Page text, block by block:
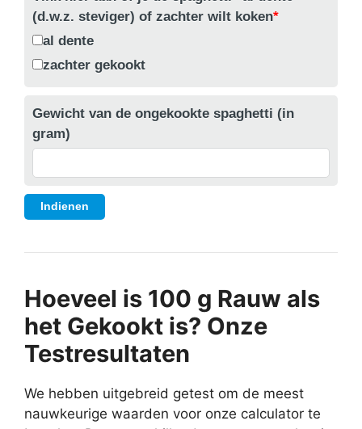
(d.w.z. steviger) of zachter wilt koken*
al dente
zachter gekookt
Gewicht van de ongekookte spaghetti (in
gram)
Indienen
Hoeveel is 100 g Rauw als
het Gekookt is? Onze
Testresultaten
We hebben uitgebreid getest om de meest
nauwkeurige waarden voor onze calculator te